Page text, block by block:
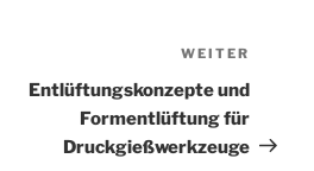
Beitrag
WEITER
Entlüftungskonzepte und
Formentlüftung für
Druckgießwerkzeuge